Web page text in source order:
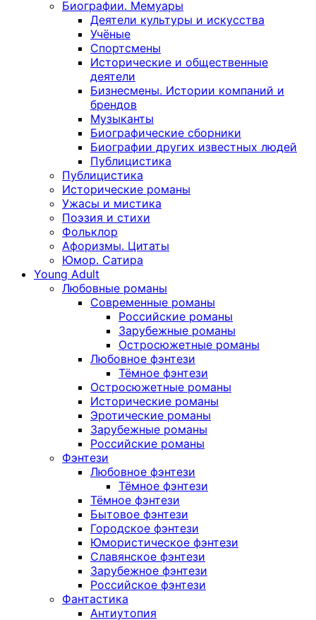
Биографии. Мемуары
Деятели культуры и искусства
Учёные
Спортсмены
Исторические и общественные
деятели
Бизнесмены. Истории компаний и
брендов
Музыканты
Биографические сборники
Биографии других известных людей
Публицистика
Публицистика
Исторические романы
Ужасы и мистика
Поэзия и стихи
Фольклор
Афоризмы. Цитаты
Юмор. Сатира
Young Adult
Любовные романы
Современные романы
Российские романы
Зарубежные романы
Остросюжетные романы
Любовное фэнтези
Тёмное фэнтези
Остросюжетные романы
Исторические романы
Эротические романы
Зарубежные романы
Российские романы
Фэнтези
Любовное фэнтези
Тёмное фэнтези
Тёмное фэнтези
Бытовое фэнтези
Городское фэнтези
Юмористическое фэнтези
Славянское фэнтези
Зарубежное фэнтези
Российское фэнтези
Фантастика
Антиутопия